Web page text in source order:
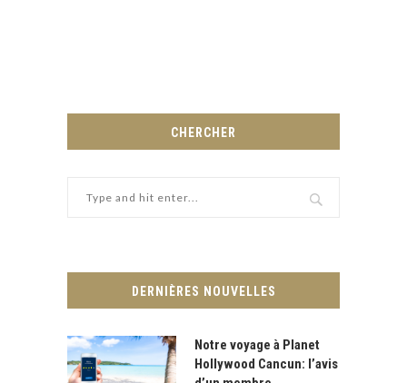
CHERCHER
DERNIÈRES NOUVELLES
Notre voyage à Planet
Hollywood Cancun: l’avis